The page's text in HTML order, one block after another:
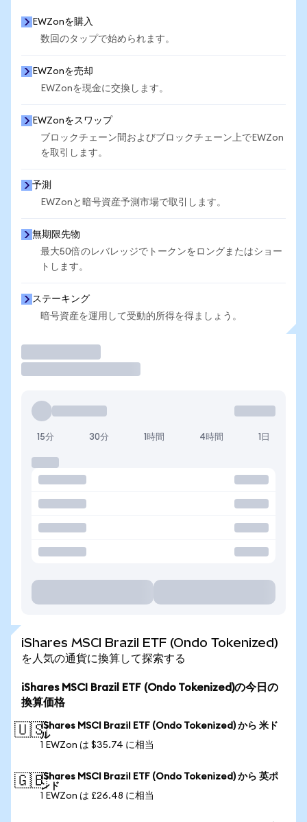
EWZonを購入
数回のタップで始められます。
EWZonを売却
EWZonを現金に交換します。
EWZonをスワップ
ブロックチェーン間およびブロックチェーン上でEWZon
を取引します。
予測
EWZonと暗号資産予測市場で取引します。
無期限先物
最大50倍のレバレッジでトークンをロングまたはショー
トします。
ステーキング
暗号資産を運用して受動的所得を得ましょう。
15分 30分 1時間 4時間 1日
iShares MSCI Brazil ETF (Ondo Tokenized)
を人気の通貨に換算して探索する
iShares MSCI Brazil ETF (Ondo Tokenized)の今日の
換算価格
🇺🇸iShares MSCI Brazil ETF (Ondo Tokenized) から 米ド
ル
1 EWZon は $35.74 に相当
🇬🇧iShares MSCI Brazil ETF (Ondo Tokenized) から 英ポ
ンド
1 EWZon は £26.48 に相当